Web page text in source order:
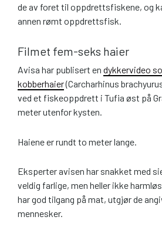
de av foret til oppdrettsfiskene, og
annen rømt oppdrettsfisk.
Filmet fem-seks haier
Avisa har publisert en dykkervideo
kobberhaier(Carcharhinus
ved et fiskeoppdrett i Tufia øst på
meter utenfor kysten.
Haiene er rundt to meter lange.
Eksperter avisen har snakket med
veldig farlige, men heller ikke
har god tilgang på mat, utgjør de
mennesker.